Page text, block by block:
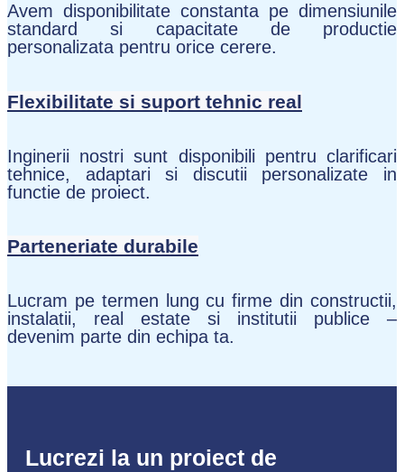
Avem disponibilitate constanta pe dimensiunile
standard si capacitate de productie
personalizata pentru orice cerere.
Flexibilitate si suport tehnic real
Inginerii nostri sunt disponibili pentru clarificari
tehnice, adaptari si discutii personalizate in
functie de proiect.
Parteneriate durabile
Lucram pe termen lung cu firme din constructii,
instalatii, real estate si institutii publice –
devenim parte din echipa ta.
Lucrezi la un proiect de